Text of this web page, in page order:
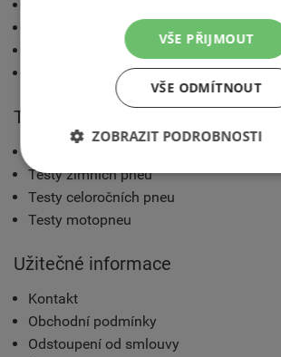
Výrobci pneumatik
Konfigurátory třetích stran
Sluneční brýle Polaroid nejen pro řidiče
Testy pneumatik
Testy zimních pneu
Testy celoročních pneu
Testy motopneu
Užitečné informace
Kontakt
Obchodní podmínky
Odstoupení od smlouvy
VŠE PŘIJMOUT
VŠE ODMÍTNOUT
ZOBRAZIT PODROBNOSTI